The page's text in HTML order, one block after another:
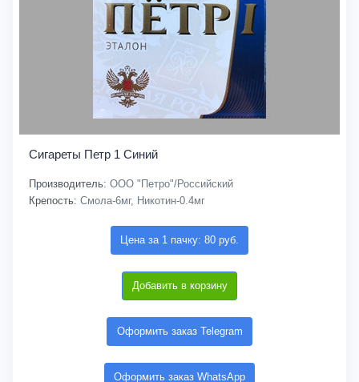
Сигареты Петр 1 Синий
Производитель: ООО "Петро"/Российский
Крепость: Смола-6мг, Никотин-0.4мг
Цена за 1 пачку: 80 руб.
Добавить в корзину
Оформить заказ Telegram
Оформить заказ WhatsApp